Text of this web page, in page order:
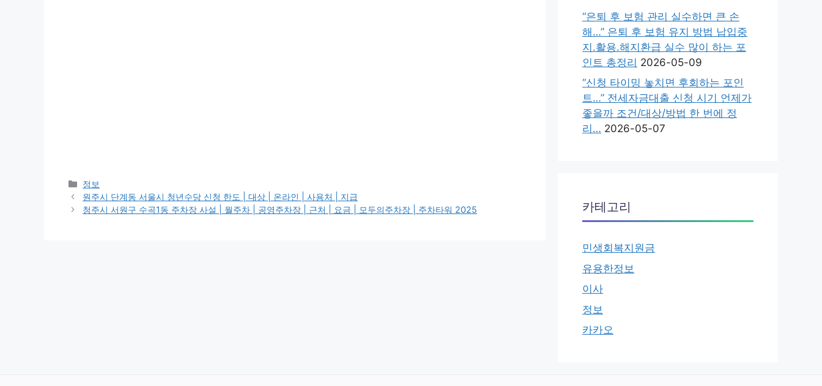
카
테
고
정보
원주시 단계동 서울시 청년수당 신청 한도 | 대상 | 온라인 | 사용처 | 지급
청주시 서원구 수곡1동 주차장 사설 | 월주차 | 공영주차장 | 근처 | 요금 | 모두의주차장 | 주차타워 2025
“은퇴 후 보험 관리 실수하면 큰 손
해…” 은퇴 후 보험 유지 방법 납입중
지.활용.해지환급 실수 많이 하는 포
인트 총정리 2026-05-09
“신청 타이밍 놓치면 후회하는 포인
트…” 전세자금대출 신청 시기 언제가
좋을까 조건/대상/방법 한 번에 정
리… 2026-05-07
카테고리
민생회복지원금
유용한정보
이사
정보
카카오